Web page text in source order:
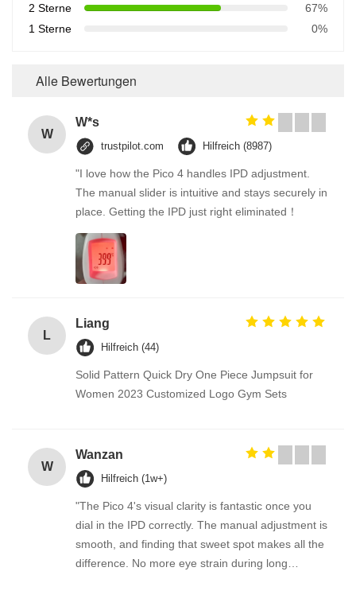
2 Sterne
67%
1 Sterne
0%
Alle Bewertungen
W
W*s
trustpilot.com Hilfreich (8987)
"I love how the Pico 4 handles IPD adjustment.
The manual slider is intuitive and stays securely in
place. Getting the IPD just right eliminated！
L
Liang
Hilfreich (44)
Solid Pattern Quick Dry One Piece Jumpsuit for
Women 2023 Customized Logo Gym Sets
W
Wanzan
Hilfreich (1w+)
"The Pico 4's visual clarity is fantastic once you
dial in the IPD correctly. The manual adjustment is
smooth, and finding that sweet spot makes all the
difference. No more eye strain during long